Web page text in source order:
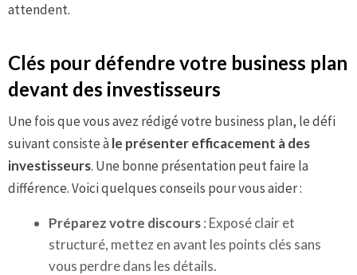
attendent.
Clés pour défendre votre business plan
devant des investisseurs
Une fois que vous avez rédigé votre business plan, le défi
suivant consiste àle présenter efficacement à des
investisseurs. Une bonne présentation peut faire la
différence. Voici quelques conseils pour vous aider :
Préparez votre discours: Exposé clair et
structuré, mettez en avant les points clés sans
vous perdre dans les détails.